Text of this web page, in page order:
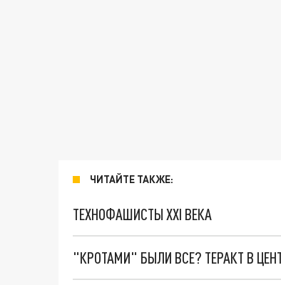
ЧИТАЙТЕ ТАКЖЕ:
ТЕХНОФАШИСТЫ XXI ВЕКА
"КРОТАМИ" БЫЛИ ВСЕ? ТЕРАКТ В